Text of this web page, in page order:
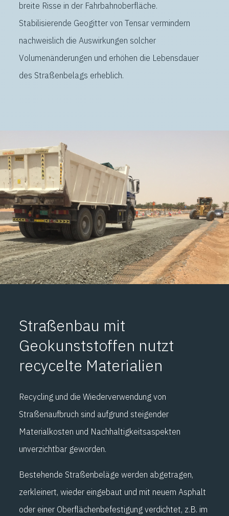
breite Risse in der Fahrbahnoberfläche.
Stabilisierende Geogitter von Tensar vermindern
nachweislich die Auswirkungen solcher
Volumenänderungen und erhöhen die Lebensdauer
des Straßenbelags erheblich.
Straßenbau mit
Geokunststoffen nutzt
recycelte Materialien
Recycling und die Wiederverwendung von
Straßenaufbruch sind aufgrund steigender
Materialkosten und Nachhaltigkeitsaspekten
unverzichtbar geworden.
Bestehende Straßenbeläge werden abgetragen,
zerkleinert, wieder eingebaut und mit neuem Asphalt
oder einer Oberflächenbefestigung verdichtet, z.B. im